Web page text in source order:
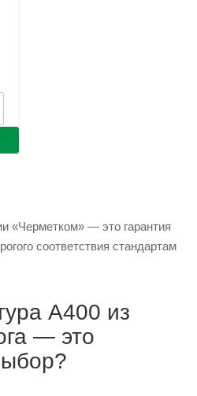
«Черметком» — это гарантия
соответствия стандартам
А400 из
— это